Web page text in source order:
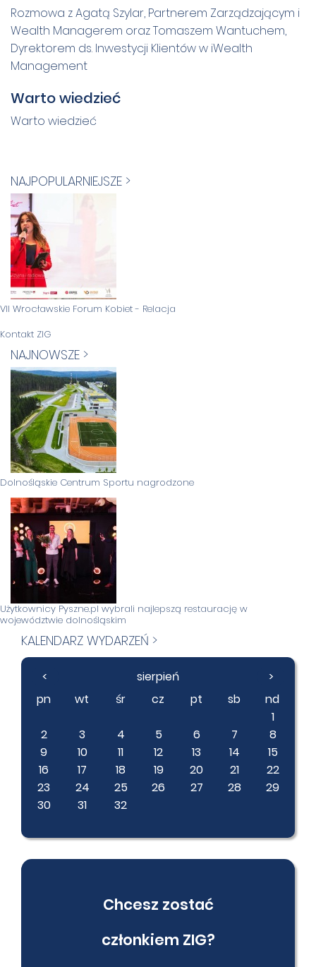
Rozmowa z Agatą Szylar, Partnerem Zarządzającym i
Wealth Managerem oraz Tomaszem Wantuchem,
Dyrektorem ds. Inwestycji Klientów w iWealth
Management
Warto wiedzieć
Warto wiedzieć
NAJPOPULARNIEJSZE >
VII Wrocławskie Forum Kobiet - Relacja
Kontakt ZIG
NAJNOWSZE >
Dolnośląskie Centrum Sportu nagrodzone
Użytkownicy Pyszne.pl wybrali najlepszą restaurację w
województwie dolnośląskim
KALENDARZ WYDARZEŃ >
< sierpień
>
pn
wt śr cz pt sb
nd
1
2
3 4 5 6 7
8
9
10 11 12 13 14
15
16
17 18 19 20 21
22
23
24 25 26 27 28
29
30
31 32
Chcesz zostać
członkiem ZIG?